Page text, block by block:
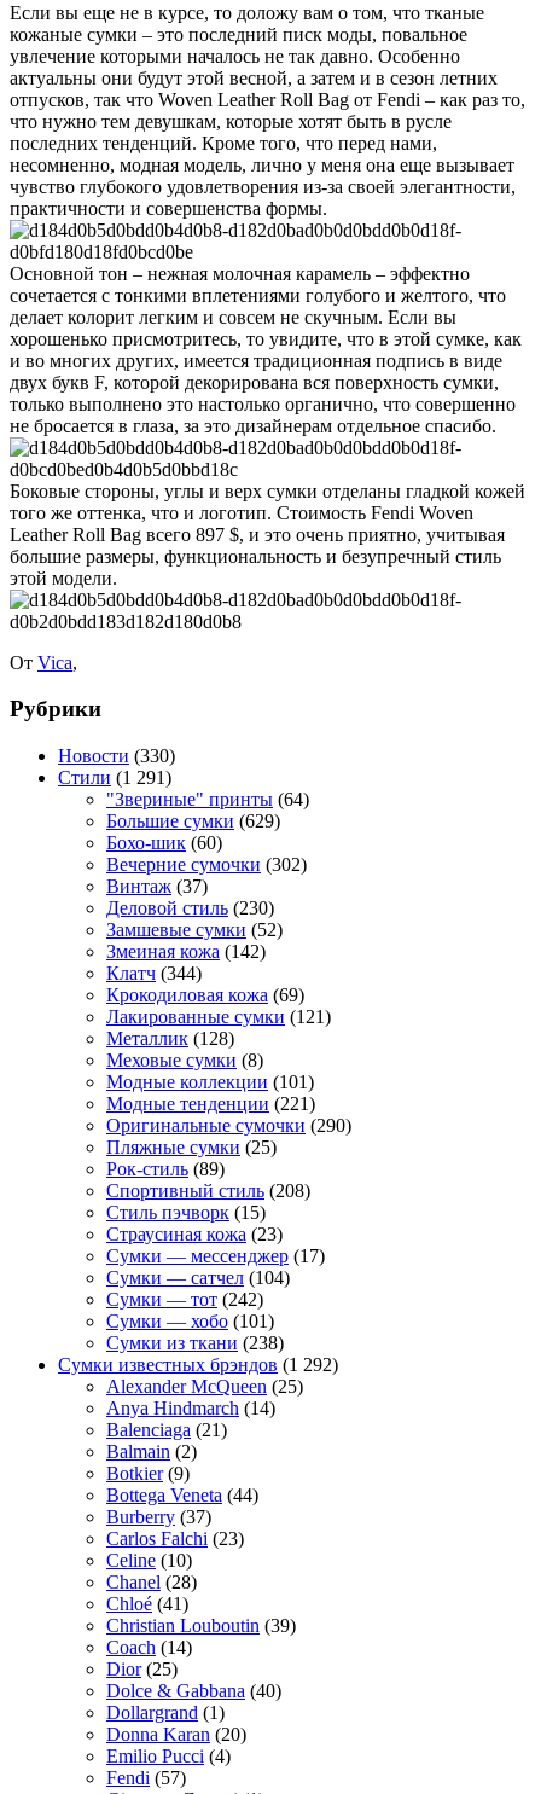
Если вы еще не в курсе, то доложу вам о том, что тканые
кожаные сумки – это последний писк моды, повальное
увлечение которыми началось не так давно. Особенно
актуальны они будут этой весной, а затем и в сезон летних
отпусков, так что Woven Leather Roll Bag от Fendi – как раз то,
что нужно тем девушкам, которые хотят быть в русле
последних тенденций. Кроме того, что перед нами,
несомненно, модная модель, лично у меня она еще вызывает
чувство глубокого удовлетворения из-за своей элегантности,
практичности и совершенства формы.
Основной тон – нежная молочная карамель – эффектно
сочетается с тонкими вплетениями голубого и желтого, что
делает колорит легким и совсем не скучным. Если вы
хорошенько присмотритесь, то увидите, что в этой сумке, как
и во многих других, имеется традиционная подпись в виде
двух букв F, которой декорирована вся поверхность сумки,
только выполнено это настолько органично, что совершенно
не бросается в глаза, за это дизайнерам отдельное спасибо.
Боковые стороны, углы и верх сумки отделаны гладкой кожей
того же оттенка, что и логотип. Стоимость Fendi Woven
Leather Roll Bag всего 897 $, и это очень приятно, учитывая
большие размеры, функциональность и безупречный стиль
этой модели.
От Vica,
Рубрики
Новости (330)
Стили (1 291)
"Звериные" принты (64)
Большие сумки (629)
Бохо-шик (60)
Вечерние сумочки (302)
Винтаж (37)
Деловой стиль (230)
Замшевые сумки (52)
Змеиная кожа (142)
Клатч (344)
Крокодиловая кожа (69)
Лакированные сумки (121)
Металлик (128)
Меховые сумки (8)
Модные коллекции (101)
Модные тенденции (221)
Оригинальные сумочки (290)
Пляжные сумки (25)
Рок-стиль (89)
Спортивный стиль (208)
Стиль пэчворк (15)
Страусиная кожа (23)
Сумки — мессенджер (17)
Сумки — сатчел (104)
Сумки — тот (242)
Сумки — хобо (101)
Сумки из ткани (238)
Сумки известных брэндов (1 292)
Alexander McQueen (25)
Anya Hindmarch (14)
Balenciaga (21)
Balmain (2)
Botkier(9)
Bottega Veneta (44)
Burberry (37)
Carlos Falchi (23)
Celine (10)
Chanel (28)
Chloé (41)
Christian Louboutin (39)
Coach (14)
Dior(25)
Dolce & Gabbana (40)
Dollargrand (1)
Donna Karan (20)
Emilio Pucci (4)
Fendi (57)